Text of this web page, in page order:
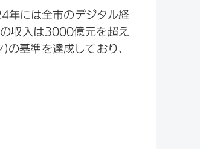
年には全市のデジタル経
収入は3000億元を超え
基準を達成しており、